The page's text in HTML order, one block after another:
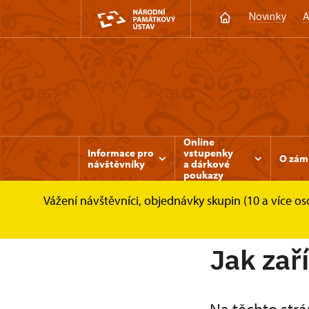
Novinky
Informace pro
návštěvníky
Online
vstupenky
a dárkové
poukazy
O
Vážení návštěvníci, objednávky skupin (10 a více
Zámek Rájec nad Svitavou Svatební obřady
Jak